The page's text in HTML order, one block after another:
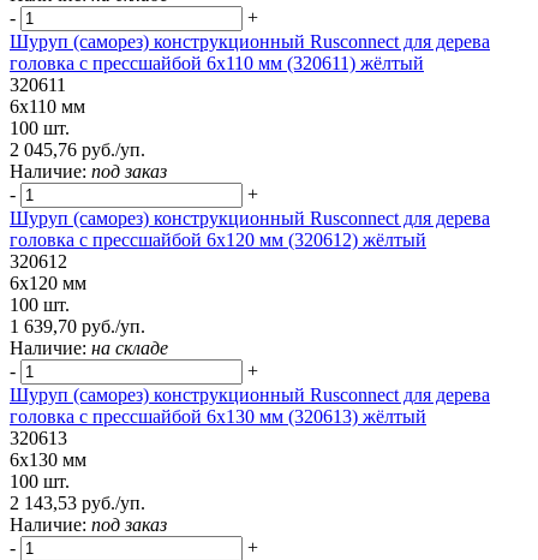
-
+
Шуруп (саморез) конструкционный Rusconnect для дерева
головка с прессшайбой 6х110 мм (320611) жёлтый
320611
6х110 мм
100 шт.
2 045,76 руб./уп.
Наличие: под заказ
-
+
Шуруп (саморез) конструкционный Rusconnect для дерева
головка с прессшайбой 6х120 мм (320612) жёлтый
320612
6х120 мм
100 шт.
1 639,70 руб./уп.
Наличие: на складе
-
+
Шуруп (саморез) конструкционный Rusconnect для дерева
головка с прессшайбой 6х130 мм (320613) жёлтый
320613
6х130 мм
100 шт.
2 143,53 руб./уп.
Наличие: под заказ
-
+